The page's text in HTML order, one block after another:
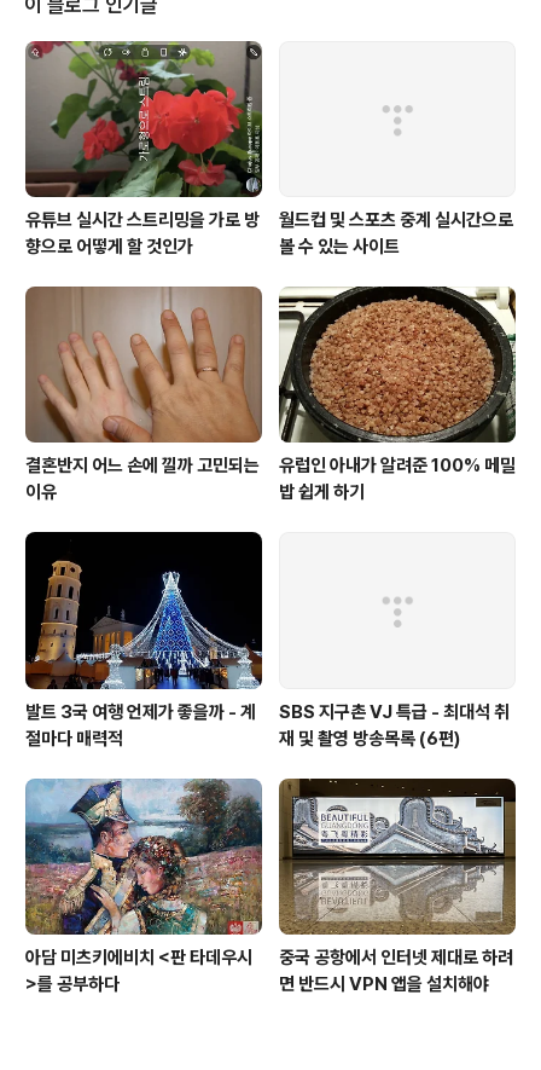
는지도 모르게 어두운 하늘은 이제 점점 맑아지고 있다. 그
동안 영상 20도가 넘을 때마다 딸아이는 빨리 호수에 가서
수영을 하자고 졸라댔다. 이럴 때마다 리투아니아인 아내
가 하는 말은 간단명료하다 - "올해 첫 번개와 천둥이 와야
한다." 언젠가 아내와 함..
유튜브 실시간 스트리밍을 가로 방
향으로 어떻게 할 것인가
월드컵 및 스포츠 중계 실시간으로
볼 수 있는 사이트
결혼반지 어느 손에 낄까 고민되는
이유
유럽인 아내가 알려준 100% 메밀
밥 쉽게 하기
발트 3국 여행 언제가 좋을까 - 계
절마다 매력적
SBS 지구촌 VJ 특급 - 최대석 취
재 및 촬영 방송목록 (6편)
아담 미츠키에비치 <판 타데우시
>를 공부하다
중국 공항에서 인터넷 제대로 하려
면 반드시 VPN 앱을 설치해야